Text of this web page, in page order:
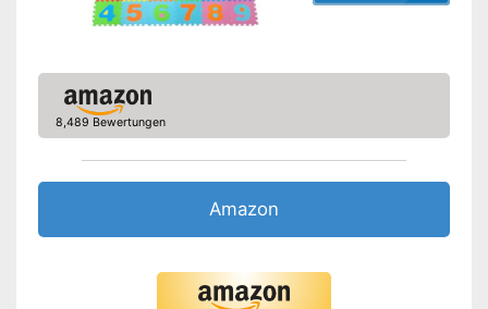
8,489 Bewertungen
Amazon